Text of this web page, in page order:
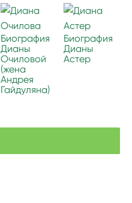
Биография
Дианы
Очиловой
(жена
Андрея
Гайдуляна)
Биография
Дианы
Астер